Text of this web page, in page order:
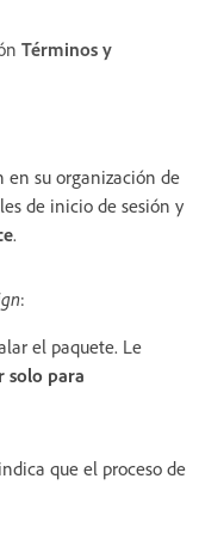
Términos y
en su organización de
de inicio de sesión y
.
:
el paquete. Le
solo para
que el proceso de